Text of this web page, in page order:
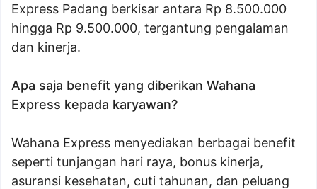
Express Padang berkisar antara Rp 8.500.000
hingga Rp 9.500.000, tergantung pengalaman
dan kinerja.
Apa saja benefit yang diberikan Wahana
Express kepada karyawan?
Wahana Express menyediakan berbagai benefit
seperti tunjangan hari raya, bonus kinerja,
asuransi kesehatan, cuti tahunan, dan peluang